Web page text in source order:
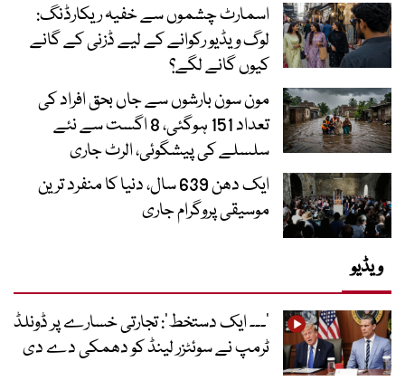
اسمارٹ چشموں سے خفیہ ریکارڈنگ:
لوگ ویڈیو رکوانے کے لیے ڈزنی کے گانے
کیوں گانے لگے؟
مون سون بارشوں سے جاں بحق افراد کی
تعداد 151 ہوگئی، 8 اگست سے نئے
سلسلے کی پیشگوئی، الرٹ جاری
ایک دھن 639 سال، دنیا کا منفرد ترین
موسیقی پروگرام جاری
ویڈیو
’۔۔۔ ایک دستخط‘: تجارتی خسارے پر ڈونلڈ
ٹرمپ نے سوئٹزر لینڈ کو دھمکی دے دی